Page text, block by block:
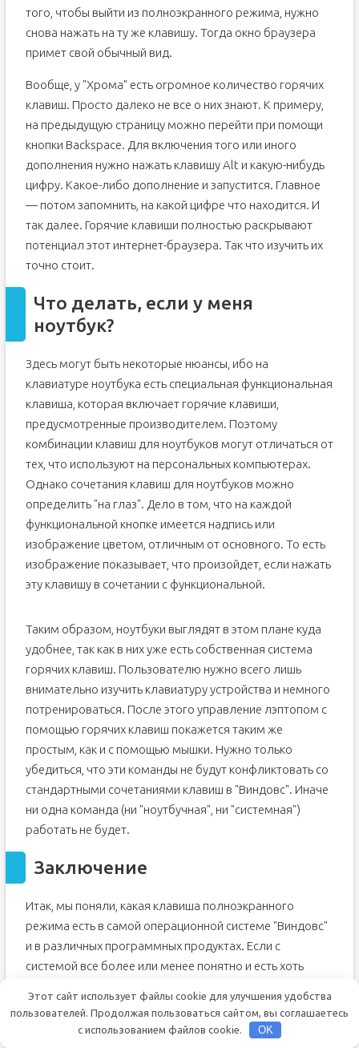
того, чтобы выйти из полноэкранного режима, нужно
снова нажать на ту же клавишу. Тогда окно браузера
примет свой обычный вид.
Вообще, у "Хрома" есть огромное количество горячих
клавиш. Просто далеко не все о них знают. К примеру,
на предыдущую страницу можно перейти при помощи
кнопки Backspace. Для включения того или иного
дополнения нужно нажать клавишу Alt и какую-нибудь
цифру. Какое-либо дополнение и запустится. Главное
— потом запомнить, на какой цифре что находится. И
так далее. Горячие клавиши полностью раскрывают
потенциал этот интернет-браузера. Так что изучить их
точно стоит.
Что делать, если у меня
ноутбук?
Здесь могут быть некоторые нюансы, ибо на
клавиатуре ноутбука есть специальная функциональная
клавиша, которая включает горячие клавиши,
предусмотренные производителем. Поэтому
комбинации клавиш для ноутбуков могут отличаться от
тех, что используют на персональных компьютерах.
Однако сочетания клавиш для ноутбуков можно
определить "на глаз". Дело в том, что на каждой
функциональной кнопке имеется надпись или
изображение цветом, отличным от основного. То есть
изображение показывает, что произойдет, если нажать
эту клавишу в сочетании с функциональной.
Таким образом, ноутбуки выглядят в этом плане куда
удобнее, так как в них уже есть собственная система
горячих клавиш. Пользователю нужно всего лишь
внимательно изучить клавиатуру устройства и немного
потренироваться. После этого управление лэптопом с
помощью горячих клавиш покажется таким же
простым, как и с помощью мышки. Нужно только
убедиться, что эти команды не будут конфликтовать со
стандартными сочетаниями клавиш в "Виндовс". Иначе
ни одна команда (ни "ноутбучная", ни "системная")
работать не будет.
Заключение
Итак, мы поняли, какая клавиша полноэкранного
режима есть в самой операционной системе "Виндовс"
и в различных программных продуктах. Если с
системой все более или менее понятно и есть хоть
просто. Каждая программа имеет собственный набор
горячих клавиш. Поэтому и комбинации клавиш,
Этот сайт использует файлы cookie для улучшения удобства
пользователей. Продолжая пользоваться сайтом, вы соглашаетесь
с использованием файлов cookie.
OK